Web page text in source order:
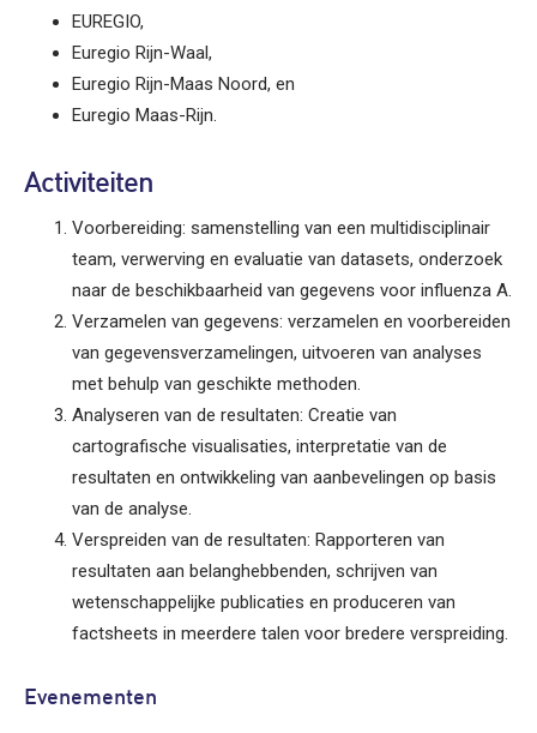
EUREGIO,
Euregio Rijn-Waal,
Euregio Rijn-Maas Noord, en
Euregio Maas-Rijn.
Activiteiten
Voorbereiding: samenstelling van een multidisciplinair
team, verwerving en evaluatie van datasets, onderzoek
naar de beschikbaarheid van gegevens voor influenza A.
Verzamelen van gegevens: verzamelen en voorbereiden
van gegevensverzamelingen, uitvoeren van analyses
met behulp van geschikte methoden.
Analyseren van de resultaten: Creatie van
cartografische visualisaties, interpretatie van de
resultaten en ontwikkeling van aanbevelingen op basis
van de analyse.
Verspreiden van de resultaten: Rapporteren van
resultaten aan belanghebbenden, schrijven van
wetenschappelijke publicaties en produceren van
factsheets in meerdere talen voor bredere verspreiding.
Evenementen